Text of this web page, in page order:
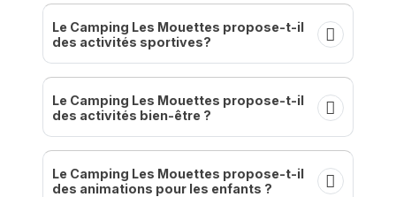
Le Camping Les Mouettes propose-t-il
des activités sportives?
Le Camping Les Mouettes propose-t-il
des activités bien-être ?
Le Camping Les Mouettes propose-t-il
des animations pour les enfants ?